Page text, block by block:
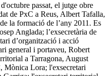
passat, el jutge obre
de PxC a Reus, Albert Tafalla,
la formació de l’any 2011. Es
Anglada; l’exsecretària de
d’organització i acció
general i portaveu, Robert
a Tarragona, August
Mònica Lora; l'exsecretari